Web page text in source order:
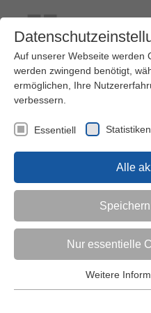
Kontakt Ihre Meinung ist uns
Kinder (0-6)
Grundschulkinder
Jugendliche
Auf unserer Webseite werden
werden zwingend benötigt,
ermöglichen, Ihre
verbessern.
Essentiell Statistiken
Alle
Nur essentielle
Essentielle Cookies werden
Weitere